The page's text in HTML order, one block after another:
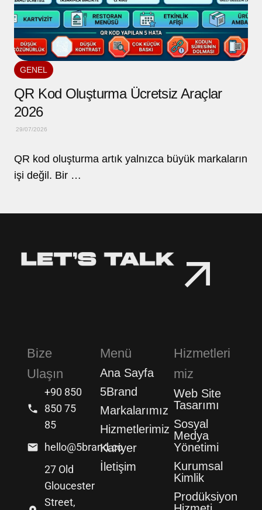
GENEL
QR Kod Oluşturma Ücretsiz Araçlar
2026
29/07/2026
QR kod oluşturma artık yalnızca büyük markaların
işi değil. Bir …
Bize
Ulaşın
+90 850
850 75
85
hello@5brand.co
27 Old
Gloucester
Street,
Menü
Ana Sayfa
5Brand
Markalarımız
Hizmetlerimiz
Kariyer
İletişim
Hizmetleri
miz
Web Site
Tasarımı
Sosyal
Medya
Yönetimi
Kurumsal
Kimlik
Prodüksiyon